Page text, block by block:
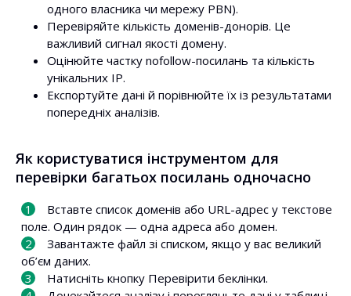
одного власника чи мережу PBN).
Перевіряйте кількість доменів-донорів. Це
важливий сигнал якості домену.
Оцінюйте частку nofollow-посилань та кількість
унікальних IP.
Експортуйте дані й порівнюйте їх із результатами
попередніх аналізів.
Як користуватися інструментом для
перевірки багатьох посилань одночасно
Вставте список доменів або URL-адрес у текстове
поле. Один рядок — одна адреса або домен.
Завантажте файл зі списком, якщо у вас великий
об’єм даних.
Натисніть кнопку Перевірити беклінки.